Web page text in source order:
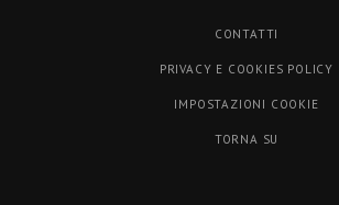
CONTATTI
PRIVACY E COOKIES POLICY
IMPOSTAZIONI COOKIE
TORNA SU